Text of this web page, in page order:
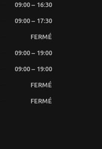
09:00 – 16:30
09:00 – 17:30
FERMÉ
09:00 – 19:00
09:00 – 19:00
FERMÉ
FERMÉ